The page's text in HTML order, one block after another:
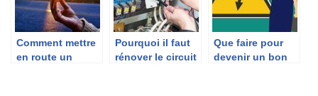
Comment mettre
en route un
Pourquoi il faut
rénover le circuit
Que faire pour
devenir un bon